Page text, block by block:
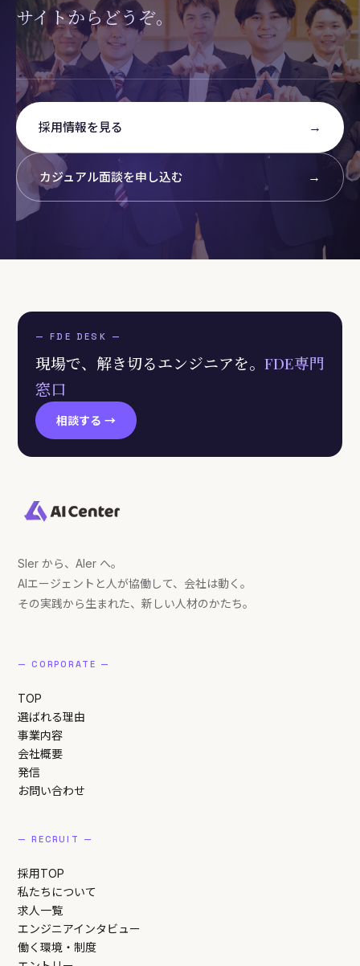
サイトからどうぞ。
採用情報を見る →
カジュアル面談を申し込む →
— FDE DESK —
現場で、解き切るエンジニアを。 FDE専門
窓口
相談する →
SIer から、AIer へ。
AIエージェントと人が協働して、会社は動く。
その実践から生まれた、新しい人材のかたち。
— CORPORATE —
TOP
選ばれる理由
事業内容
会社概要
発信
お問い合わせ
— RECRUIT —
採用TOP
私たちについて
求人一覧
エンジニアインタビュー
働く環境・制度